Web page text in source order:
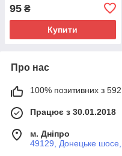
95 ₴
Купити
Про нас
100% позитивних з 592
Працює з 30.01.2018
м. Дніпро
49129, Донецьке шосе,